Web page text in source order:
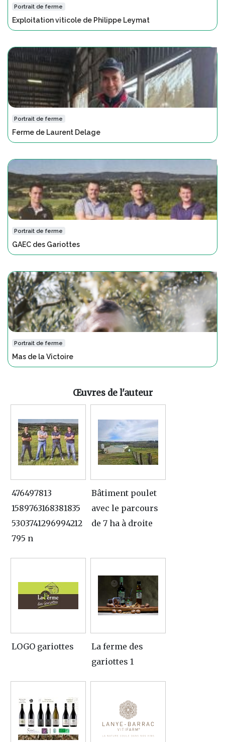
Portrait de ferme
Exploitation viticole de Philippe Leymat
Portrait de ferme
Ferme de Laurent Delage
Portrait de ferme
GAEC des Gariottes
Portrait de ferme
Mas de la Victoire
Œuvres de l'auteur
476497813
1589763168381835
5303741296994212
795 n
Bâtiment poulet
avec le parcours
de 7 ha à droite
LOGO gariottes
La ferme des
gariottes 1